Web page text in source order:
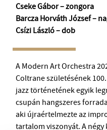
OPUS JAZZ CLUB
BMC RECORDS
ZENEI INFORMÁCIÓS
BMC NEMZETKÖZI
Cseke Gábor – zongora
Barcza Horváth József –
Csízi László – dob
A Modern Art Orchestra
Coltrane születésének
jazz történetének egyik
csupán hangszeres
aki újraértelmezte az
tartalom viszonyát. A